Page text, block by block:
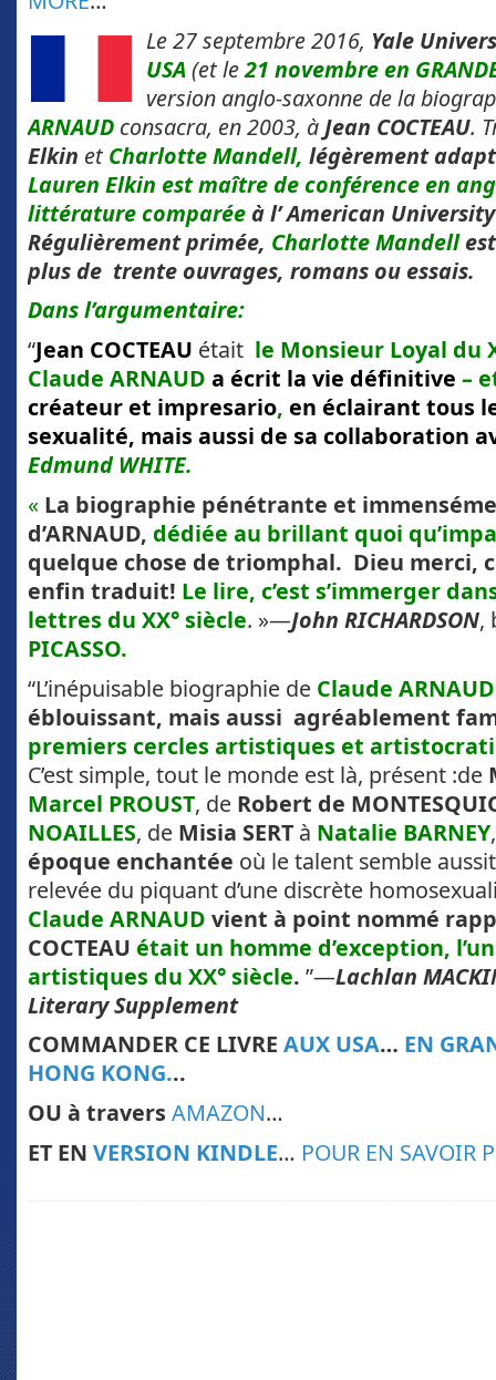
Le 27 septembre 2016, Yale
USA(et le21 novembre en
version anglo-saxonne de la
ARNAUD consacra, en 2003, àJean COCTEAU.
Elkin et Charlotte Mandell, légèrement
Lauren Elkin est maître de conférence en
littérature comparée à l’ American
Régulièrement primée, Charlotte Mandell
plus de trente ouvrages, romans ou essais.
Dans l’argumentaire:
“Jean COCTEAU était le Monsieur Loyal du
Claude ARNAUD a écrit la vie définitive –
créateur et impresario, en éclairant tous
sexualité, mais aussi de sa collaboration
Edmund WHITE.
« La biographie pénétrante et
d’ARNAUD, dédiée au brillant quoi
quelque chose de triomphal. Dieu merci,
enfin traduit! Le lire, c’est s’immerger
lettres du XX° siècle. »—John RICHARDSON,
PICASSO.
“L’inépuisable biographie de Claude ARNAUD
éblouissant, mais aussi agréablement
premiers cercles artistiques et
C’est simple, tout le monde est là, présent :de
Marcel PROUST, de Robert de
NOAILLES, de Misia SERT à Natalie BARNEY
époque enchantée où le talent semble
relevée du piquant d’une discrète
Claude ARNAUD vient à point nommé
COCTEAU était un homme d’exception,
artistiques du XX° siècle. ”—Lachlan
Literary Supplement
COMMANDER CE LIVRE AUX USA… EN
HONG KONG...
OU à travers AMAZON…
ET EN VERSION KINDLE… POUR EN SAVOIR